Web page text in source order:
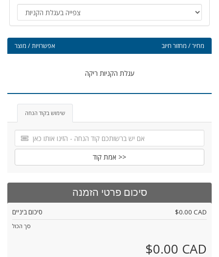
אפשרויות / מוצר מחיר / מחזור חיוב
עגלת הקניות ריקה
שימוש בקוד הנחה
אמת קוד >>
סיכום פרטי הזמנה
סיכום ביניים $0.00 CAD
סך הכול
$0.00 CAD